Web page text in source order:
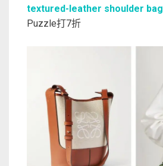
textured-leather shoulder bag
Puzzle打7折